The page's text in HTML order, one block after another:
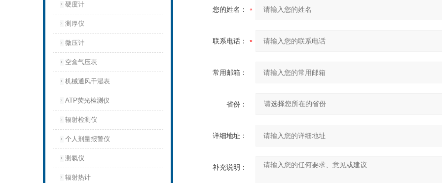
硬度计
测厚仪
微压计
空盒气压表
机械通风干湿表
ATP荧光检测仪
辐射检测仪
个人剂量报警仪
测氡仪
辐射热计
您的姓名：
联系电话：
常用邮箱：
省份：
详细地址：
补充说明：